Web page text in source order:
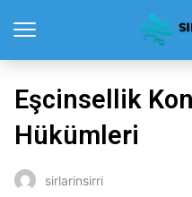
Eşcinsellik
Hükümleri
sirlarinsirri